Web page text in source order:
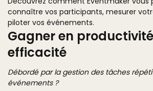
connaître vos participants, mesurer
piloter vos événements.
Gagner en
efficacité
Débordé par la gestion des tâches
événements ?